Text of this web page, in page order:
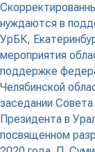
нуждаются в
УрБК,
мероприятия
поддержке
Челябинской
заседании
Президента в
посвященном